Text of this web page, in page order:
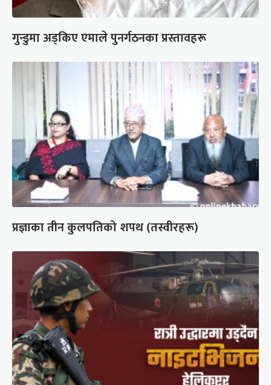
गुन्डुमा अड्किए एमाले पुनर्गठनका प्रस्तावहरू
प्रज्ञाका तीन कुलपतिको शपथ (तस्वीरहरू)